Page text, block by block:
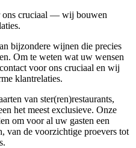
ons cruciaal — wij bouwen
bijzondere wijnen die precies
Om te weten wat uw wensen
voor ons cruciaal en wij
klantrelaties.
van ster(ren)restaurants,
het meest exclusieve. Onze
om voor al uw gasten een
van de voorzichtige proevers tot